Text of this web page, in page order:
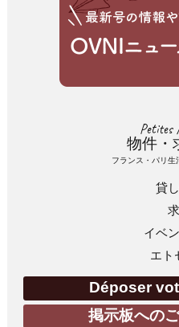
Petites
物件・
フランス・パリ生
貸
イベ
エト
Déposer
掲示板への